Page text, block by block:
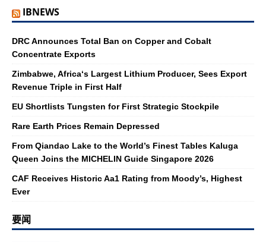
IBNEWS
DRC Announces Total Ban on Copper and Cobalt
Concentrate Exports
Zimbabwe, Africa‘s Largest Lithium Producer, Sees Export
Revenue Triple in First Half
EU Shortlists Tungsten for First Strategic Stockpile
Rare Earth Prices Remain Depressed
From Qiandao Lake to the World’s Finest Tables Kaluga
Queen Joins the MICHELIN Guide Singapore 2026
CAF Receives Historic Aa1 Rating from Moody’s, Highest
Ever
要闻